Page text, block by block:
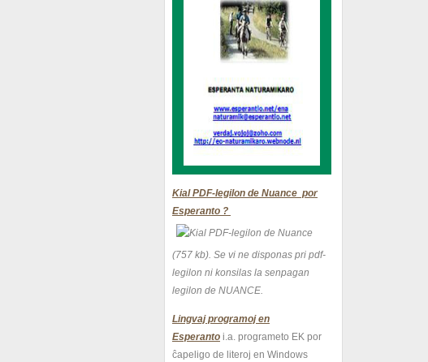
Kial PDF-legilon de Nuance por
Esperanto ?
(757 kb). Se vi ne disponas pri pdf-
legilon ni konsilas la senpagan
legilon de NUANCE.
Lingvaj programoj en
Esperanto i.a. programeto EK por
ĉapeligo de literoj en Windows